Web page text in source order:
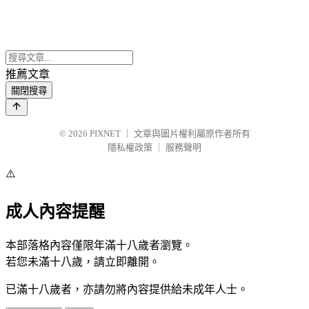
推薦文章
關閉搜尋
© 2026 PIXNET
文章與圖片權利屬原作者所有
隱私權政策
服務聲明
⚠️
成人內容提醒
本部落格內容僅限年滿十八歲者瀏覽。
若您未滿十八歲，請立即離開。
已滿十八歲者，亦請勿將內容提供給未成年人士。